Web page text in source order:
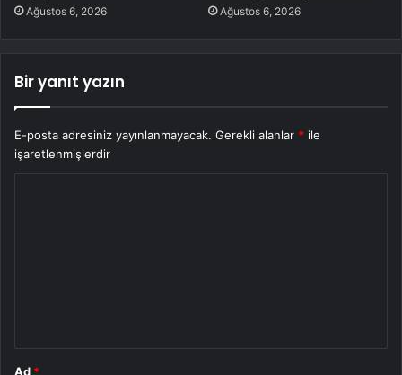
Ağustos 6, 2026 Ağustos 6, 2026
Bir yanıt yazın
E-posta adresiniz yayınlanmayacak. Gerekli alanlar * ile
işaretlenmişlerdir
Ad *